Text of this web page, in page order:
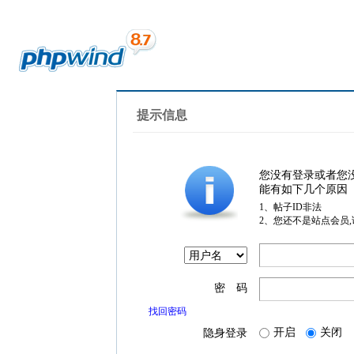
提示信息
您没有登录或者您
能有如下几个原因
1、帖子ID非法
2、您还不是站点会员
密 码
找回密码
隐身登录 开启 关闭